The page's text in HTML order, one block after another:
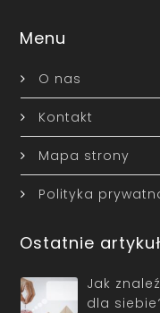
Menu
O nas
Kontakt
Mapa strony
Polityka
Ostatnie
Jak
dla